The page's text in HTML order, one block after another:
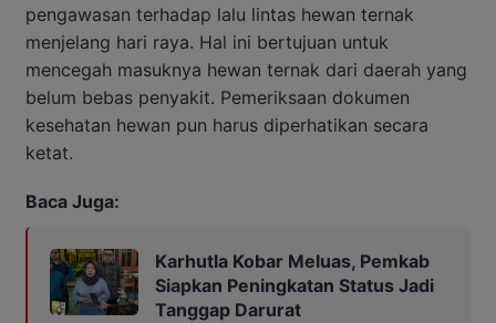
pengawasan terhadap lalu lintas hewan ternak
menjelang hari raya. Hal ini bertujuan untuk
mencegah masuknya hewan ternak dari daerah yang
belum bebas penyakit. Pemeriksaan dokumen
kesehatan hewan pun harus diperhatikan secara
ketat.
Baca Juga:
Karhutla Kobar Meluas, Pemkab
Siapkan Peningkatan Status Jadi
Tanggap Darurat